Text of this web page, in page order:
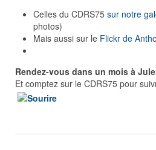
Celles du CDRS75 sur notre
photos)
Mais aussi sur le Flickr de
Rendez-vous dans un mois à
Et comptez sur le CDRS75 pour